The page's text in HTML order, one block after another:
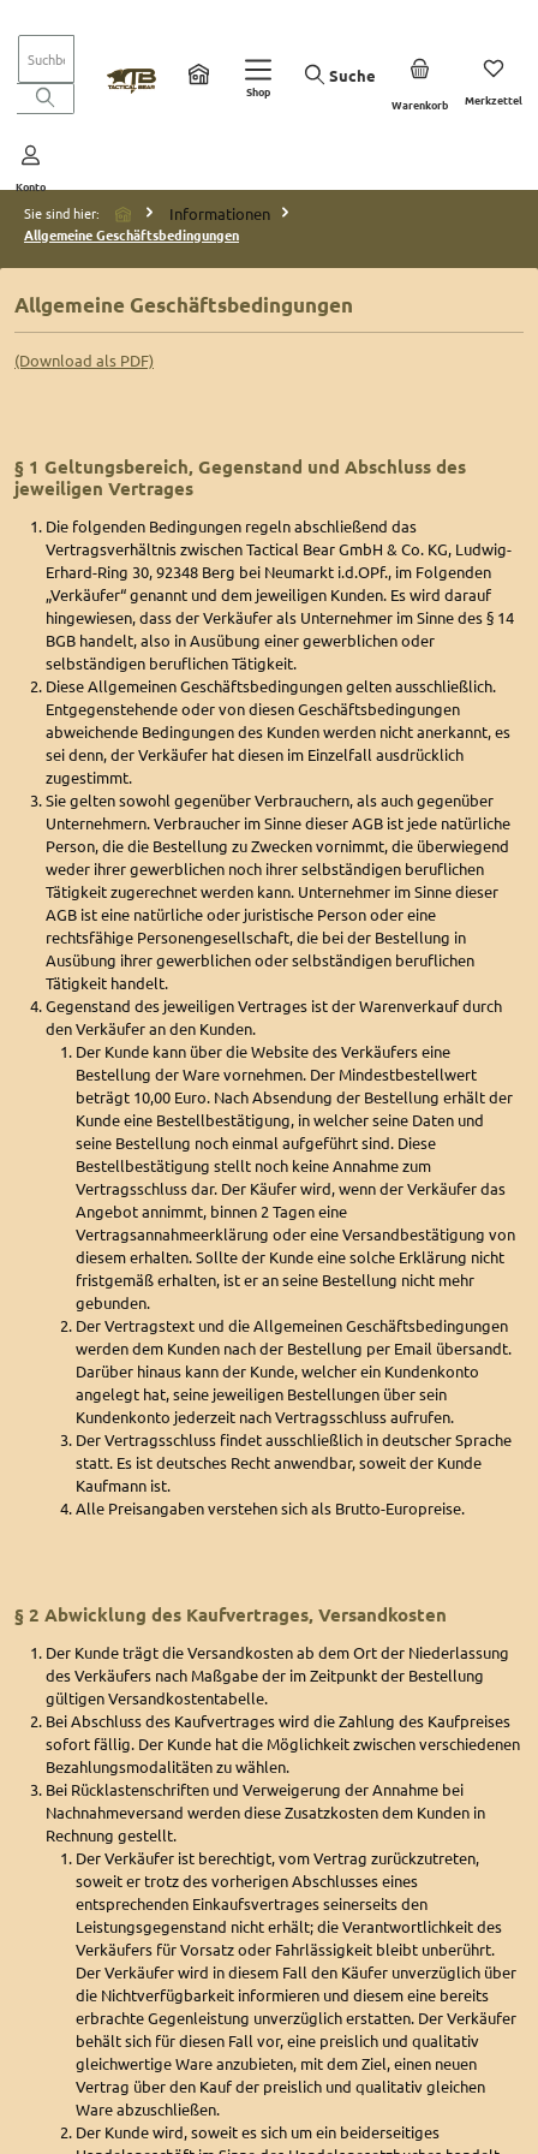
Shop
Suche
Merkzettel
Du
Konto
Warenkorb
Sie sind hier: Informationen
Allgemeine Geschäftsbedingungen
Allgemeine Geschäftsbedingungen
(Download als PDF)
§ 1 Geltungsbereich, Gegenstand und Abschluss des
jeweiligen Vertrages
Die folgenden Bedingungen regeln abschließend das
Vertragsverhältnis zwischen Tactical Bear GmbH & Co. KG, Ludwig-
Erhard-Ring 30, 92348 Berg bei Neumarkt i.d.OPf., im Folgenden
„Verkäufer“ genannt und dem jeweiligen Kunden. Es wird darauf
hingewiesen, dass der Verkäufer als Unternehmer im Sinne des § 14
BGB handelt, also in Ausübung einer gewerblichen oder
selbständigen beruflichen Tätigkeit.
Diese Allgemeinen Geschäftsbedingungen gelten ausschließlich.
Entgegenstehende oder von diesen Geschäftsbedingungen
abweichende Bedingungen des Kunden werden nicht anerkannt, es
sei denn, der Verkäufer hat diesen im Einzelfall ausdrücklich
zugestimmt.
Sie gelten sowohl gegenüber Verbrauchern, als auch gegenüber
Unternehmern. Verbraucher im Sinne dieser AGB ist jede natürliche
Person, die die Bestellung zu Zwecken vornimmt, die überwiegend
weder ihrer gewerblichen noch ihrer selbständigen beruflichen
Tätigkeit zugerechnet werden kann. Unternehmer im Sinne dieser
AGB ist eine natürliche oder juristische Person oder eine
rechtsfähige Personengesellschaft, die bei der Bestellung in
Ausübung ihrer gewerblichen oder selbständigen beruflichen
Tätigkeit handelt.
Gegenstand des jeweiligen Vertrages ist der Warenverkauf durch
den Verkäufer an den Kunden.
Der Kunde kann über die Website des Verkäufers eine
Bestellung der Ware vornehmen. Der Mindestbestellwert
beträgt 10,00 Euro. Nach Absendung der Bestellung erhält der
Kunde eine Bestellbestätigung, in welcher seine Daten und
seine Bestellung noch einmal aufgeführt sind. Diese
Bestellbestätigung stellt noch keine Annahme zum
Vertragsschluss dar. Der Käufer wird, wenn der Verkäufer das
Angebot annimmt, binnen 2 Tagen eine
Vertragsannahmeerklärung oder eine Versandbestätigung von
diesem erhalten. Sollte der Kunde eine solche Erklärung nicht
fristgemäß erhalten, ist er an seine Bestellung nicht mehr
gebunden.
Der Vertragstext und die Allgemeinen Geschäftsbedingungen
werden dem Kunden nach der Bestellung per Email übersandt.
Darüber hinaus kann der Kunde, welcher ein Kundenkonto
angelegt hat, seine jeweiligen Bestellungen über sein
Kundenkonto jederzeit nach Vertragsschluss aufrufen.
Der Vertragsschluss findet ausschließlich in deutscher Sprache
statt. Es ist deutsches Recht anwendbar, soweit der Kunde
Kaufmann ist.
Alle Preisangaben verstehen sich als Brutto-Europreise.
§ 2 Abwicklung des Kaufvertrages, Versandkosten
Der Kunde trägt die Versandkosten ab dem Ort der Niederlassung
des Verkäufers nach Maßgabe der im Zeitpunkt der Bestellung
gültigen Versandkostentabelle.
Bei Abschluss des Kaufvertrages wird die Zahlung des Kaufpreises
sofort fällig. Der Kunde hat die Möglichkeit zwischen verschiedenen
Bezahlungsmodalitäten zu wählen.
Bei Rücklastenschriften und Verweigerung der Annahme bei
Nachnahmeversand werden diese Zusatzkosten dem Kunden in
Rechnung gestellt.
Der Verkäufer ist berechtigt, vom Vertrag zurückzutreten,
soweit er trotz des vorherigen Abschlusses eines
entsprechenden Einkaufsvertrages seinerseits den
Leistungsgegenstand nicht erhält; die Verantwortlichkeit des
Verkäufers für Vorsatz oder Fahrlässigkeit bleibt unberührt.
Der Verkäufer wird in diesem Fall den Käufer unverzüglich über
die Nichtverfügbarkeit informieren und diesem eine bereits
erbrachte Gegenleistung unverzüglich erstatten. Der Verkäufer
behält sich für diesen Fall vor, eine preislich und qualitativ
gleichwertige Ware anzubieten, mit dem Ziel, einen neuen
Vertrag über den Kauf der preislich und qualitativ gleichen
Ware abzuschließen.
Der Kunde wird, soweit es sich um ein beiderseitiges